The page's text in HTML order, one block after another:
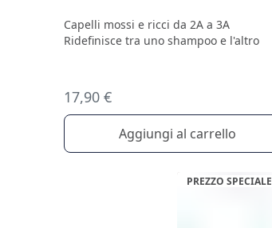
Capelli mossi e ricci da 2A a 3A
Ridefinisce tra uno shampoo e l'altro
17,90 €
Aggiungi al carrello
PREZZO SPECIALE